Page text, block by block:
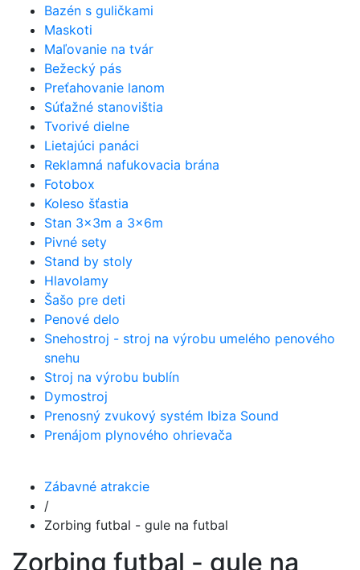
Bazén s guličkami
Maskoti
Maľovanie na tvár
Bežecký pás
Preťahovanie lanom
Súťažné stanovištia
Tvorivé dielne
Lietajúci panáci
Reklamná nafukovacia brána
Fotobox
Koleso šťastia
Stan 3x3m a 3x6m
Pivné sety
Stand by stoly
Hlavolamy
Šašo pre deti
Penové delo
Snehostroj - stroj na výrobu umelého penového
snehu
Stroj na výrobu bublín
Dymostroj
Prenosný zvukový systém Ibiza Sound
Prenájom plynového ohrievača
Zábavné atrakcie
/
Zorbing futbal - gule na futbal
Zorbing futbal - gule na